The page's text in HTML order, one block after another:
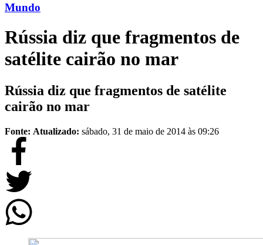
Mundo
Rússia diz que fragmentos de
satélite cairão no mar
Rússia diz que fragmentos de satélite
cairão no mar
Fonte: Atualizado: sábado, 31 de maio de 2014 às 09:26